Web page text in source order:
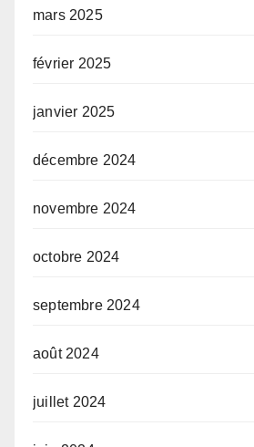
mars 2025
février 2025
janvier 2025
décembre 2024
novembre 2024
octobre 2024
septembre 2024
août 2024
juillet 2024